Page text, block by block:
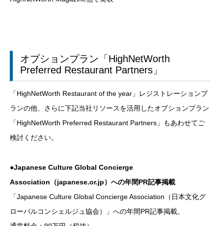
オプションプラン「HighNetWorth
Preferred Restaurant Partners」
「HighNetWorth Restaurant of the year」レジストレーションプ
ランの他、さらに下記当社リソースを活用したオプションプラン
「HighNetWorth Preferred Restaurant Partners」もあわせてご
検討ください。
●Japanese Culture Global Concierge
Association（japanese.or.jp）への年間PR記事掲載
「Japanese Culture Global Concierge Association（日本文化グ
ローバルコンシェルジュ協会）」への年間PR記事掲載。